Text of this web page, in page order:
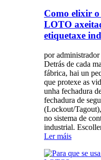
Como elixir o
LOTO
etiquetaxe
por
Detrás de cada
fábrica, hai un
que protexe as
unha fechadura
fechadura de
(Lockout/
no sistema de
industrial.
Ler máis